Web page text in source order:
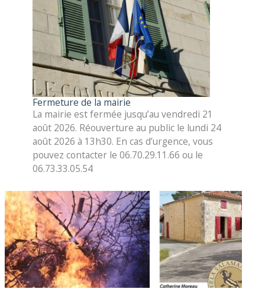
Fermeture de la mairie
La mairie est fermée jusqu’au vendredi 21
août 2026. Réouverture au public le lundi 24
août 2026 à 13h30. En cas d’urgence, vous
pouvez contacter le 06.70.29.11.66 ou le
06.73.33.05.54